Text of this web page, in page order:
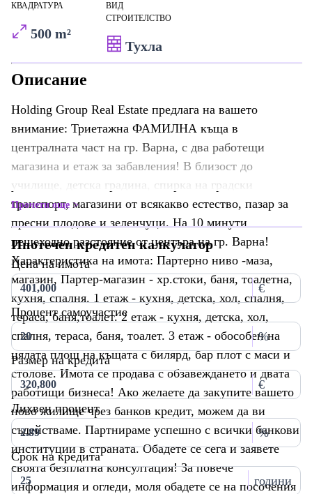
КВАДРАТУРА
500 m²
ВИД
СТРОИТЕЛСТВО
Тухла
Описание
Holding Group Real Estate предлага на вашето
внимание: Триетажна ФАМИЛНА къща в
централната част на гр. Варна, с два работещи
магазина и етаж за забавления! В близост до
училище, детска градина, спирка на градски
транспорт, магазини от всякакво естество, пазар за
пресни плодове и зеленчуци. На 10 минути
пешеходно разстояние от центъра на гр. Варна!
Характеристика на имота: Партерно ниво -маза,
магазин, Партер-магазин - хр.стоки, баня, тоалетна,
кухня, спалня. 1 етаж - кухня, детска, хол, спалня,
тераса, баня,тоалет. 2 етаж - кухня, детска, хол,
спалня, тераса, баня, тоалет. 3 етаж - обособен на
цялата площ на къщата с билярд, бар плот с маси и
столове. Имота се продава с обзавеждането и двата
работищи бизнеса! Ако желаете да закупите вашето
ново жилище чрез банков кредит, можем да ви
съдействаме. Партнираме успешно с всички банкови
институции в страната. Обадете се сега и заявете
своята безплатна консултация! За повече
информация и огледи, моля обадете се на посочения
Прочети още
Ипотечен кредитен калкулатор
Цена на имота
€
Процент самоучастие
%
Размер на кредита
€
Лихвен процент
%
Срок на кредита
години